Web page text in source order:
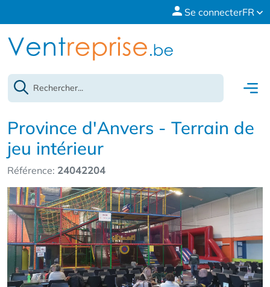
Se connecterFR
Province d'Anvers - Terrain de
jeu intérieur
Référence: 24042204